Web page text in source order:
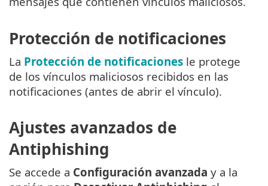
Protección de notificaciones
La Protección de notificaciones le protege
de los vínculos maliciosos recibidos en las
notificaciones (antes de abrir el vínculo).
Ajustes avanzados de
Antiphishing
Se accede a Configuración avanzada y a la